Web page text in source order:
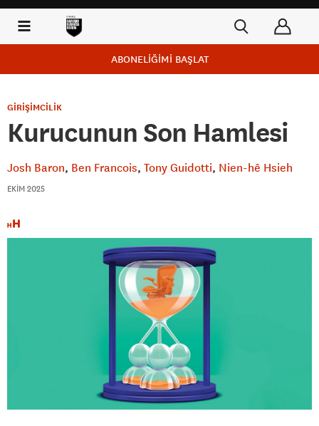
ABONELİĞİMİ BAŞLAT
GİRİŞİMCİLİK
Kurucunun Son Hamlesi
Josh Baron Ben Francois Tony Guidotti Nien-hê Hsieh
EKIM 2025